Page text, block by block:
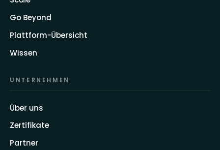
Go Beyond
Plattform-Übersicht
Wissen
UNTERNEHMEN
Über uns
Zertifikate
Partner